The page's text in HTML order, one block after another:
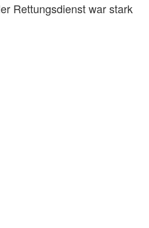
Rettungsdienst war stark